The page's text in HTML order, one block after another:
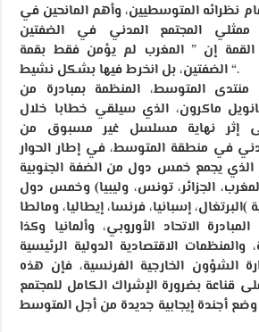
نظرائه المتوسطيين، وأهم المانحين في
المجتمع المدني في الضفتين
إن ” المغرب لم يؤمن فقط بقمة
الضفتين، بل انخرط فيها بشكل نشيط “.
منتدى المتوسط، المنظمة بمبادرة من
ماكرون، الذي سيلقي خطابا خلال
على إثر نهاية مسلسل غير مسبوق من
في منطقة المتوسط، في إطار الحوار
(5 زائد 5) الذي يجمع خمس دول من الضفة الجنوبية
الجزائر، تونس، وليبيا) وخمس دول
الاتحاد الأوروبي، وألمانيا وكذا
الاقتصادية الدولية الرئيسية
الشؤون الخارجية الفرنسية، فإن هذه
قناعة بضرورة الإشراك الكامل للمجتمع